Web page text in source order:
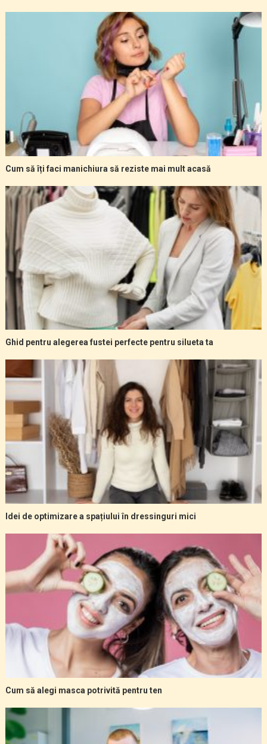
Cum să îți faci manichiura să reziste mai mult acasă
Ghid pentru alegerea fustei perfecte pentru silueta ta
Idei de optimizare a spațiului în dressinguri mici
Cum să alegi masca potrivită pentru ten